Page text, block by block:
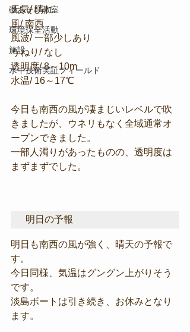
磯あそび教室
環境保全活動
施設
水中技術実証フィールド
天気/ 晴れ
風/ 南西
風波/ 一部少しあり
うねり/ なし
透明度/ 8～10m
水温/ 16～17℃
今日も南西の風が凄まじいレベルで吹
きましたが、ウネリもなく全域通常オ
ープンできました。
一部人濁りがあったものの、透明度は
まずまずでした。
明日の予報
明日も南西の風が強く、晴天の予報で
す。
今日同様、気温はグングン上がりそう
です。
淡島ボートは引き続き、お休みとなり
ます。